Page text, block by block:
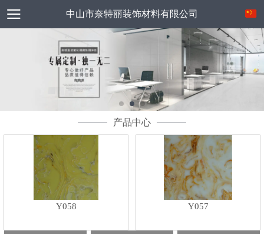
中山市奈特丽装饰材料有限公司
产品中心
Y058 Y057